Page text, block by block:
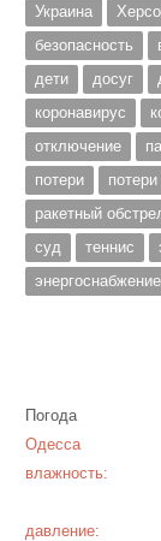
Украина
безопасность
дети
досуг
коронавирус
отключение
потери
потери
ракетный
суд
теннис
энергоснабжение
Погода
Одесса
влажность:
давление: